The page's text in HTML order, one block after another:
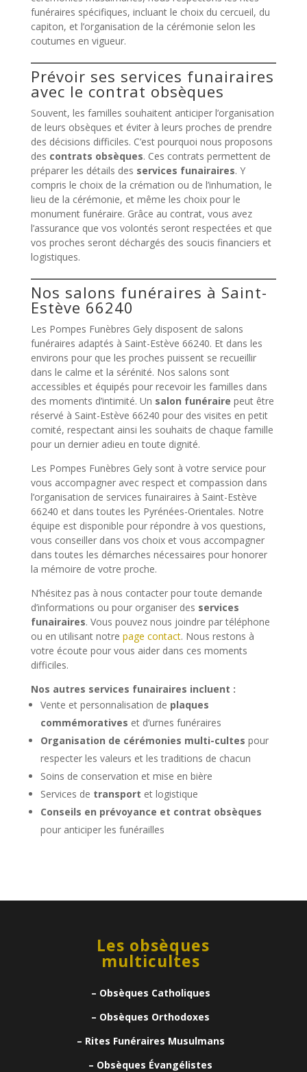
funéraires spécifiques, incluant le choix du cercueil, du
capiton, et l’organisation de la cérémonie selon les
coutumes en vigueur.
Prévoir ses services funairaires
avec le contrat obsèques
Souvent, les familles souhaitent anticiper l’organisation
de leurs obsèques et éviter à leurs proches de prendre
des décisions difficiles. C’est pourquoi nous proposons
des contrats obsèques. Ces contrats permettent de
préparer les détails des services funairaires. Y
compris le choix de la crémation ou de l’inhumation, le
lieu de la cérémonie, et même les choix pour le
monument funéraire. Grâce au contrat, vous avez
l’assurance que vos volontés seront respectées et que
vos proches seront déchargés des soucis financiers et
logistiques.
Nos salons funéraires à Saint-
Estève 66240
Les Pompes Funèbres Gely disposent de salons
funéraires adaptés à Saint-Estève 66240. Et dans les
environs pour que les proches puissent se recueillir
dans le calme et la sérénité. Nos salons sont
accessibles et équipés pour recevoir les familles dans
des moments d’intimité. Un salon funéraire peut être
réservé à Saint-Estève 66240 pour des visites en petit
comité, respectant ainsi les souhaits de chaque famille
pour un dernier adieu en toute dignité.
Les Pompes Funèbres Gely sont à votre service pour
vous accompagner avec respect et compassion dans
l’organisation de services funairaires à Saint-Estève
66240 et dans toutes les Pyrénées-Orientales. Notre
équipe est disponible pour répondre à vos questions,
vous conseiller dans vos choix et vous accompagner
dans toutes les démarches nécessaires pour honorer
la mémoire de votre proche.
N’hésitez pas à nous contacter pour toute demande
d’informations ou pour organiser des services
funairaires. Vous pouvez nous joindre par téléphone
ou en utilisant notre page contact. Nous restons à
votre écoute pour vous aider dans ces moments
difficiles.
Nos autres services funairaires incluent :
Vente et personnalisation de plaques
commémoratives et d’urnes funéraires
Organisation de cérémonies multi-cultes pour
respecter les valeurs et les traditions de chacun
Soins de conservation et mise en bière
Services de transport et logistique
Conseils en prévoyance et contrat obsèques
pour anticiper les funérailles
Les obsèques
multicultes
– Obsèques Catholiques
– Obsèques Orthodoxes
– Rites Funéraires Musulmans
– Obsèques Évangélistes